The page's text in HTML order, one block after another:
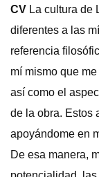
CV La cultura de
diferentes a las
referencia
mí mismo que
así como el
de la obra. Estos
apoyándome en
De esa manera,